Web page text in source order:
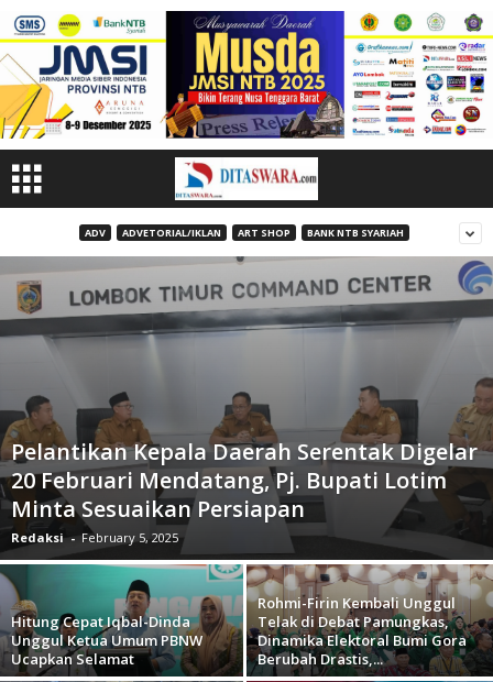
ADV ADVETORIAL/IKLAN ART SHOP BANK NTB SYARIAH
Pelantikan Kepala Daerah Serentak Digelar
20 Februari Mendatang, Pj. Bupati Lotim
Minta Sesuaikan Persiapan
Redaksi - February 5, 2025
Hitung Cepat Iqbal-Dinda
Unggul Ketua Umum PBNW
Ucapkan Selamat
Rohmi-Firin Kembali Unggul
Telak di Debat Pamungkas,
Dinamika Elektoral Bumi Gora
Berubah Drastis,...